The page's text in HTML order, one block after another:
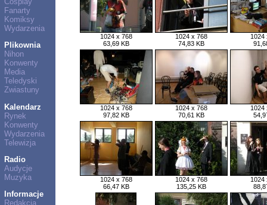
Fanarty
Komiksy
Wydarzenia
Plikownia
Nihon
Konwenty
Media
Teledyski
Zwiastuny
Kalendarz
Rynek
Konwenty
Wydarzenia
Telewizja
Radio
Audycje
Muzyka
Informacje
Redakcja
1024 x 768
63,69 KB
1024 x 768
74,83 KB
1024
1024 x 768
97,82 KB
1024 x 768
70,61 KB
1024
1024 x 768
66,47 KB
1024 x 768
135,25 KB
1024